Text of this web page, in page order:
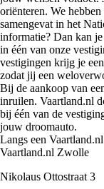
oriënteren. We
samengevat in het
informatie? Dan kan
in één van onze
vestigingen krijg je
zodat jij een
Bij de aankoop van
inruilen. Vaartland.nl
bij één van de
jouw droomauto.
Langs een
Vaartland.nl Zwolle
Nikolaus Ottostraat 3